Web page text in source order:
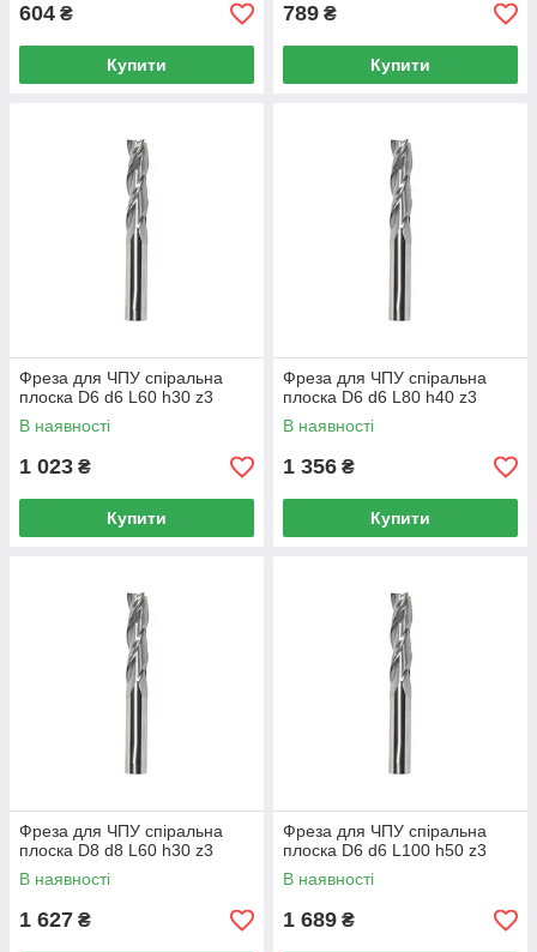
604 ₴
Купити
789 ₴
Купити
Фреза для ЧПУ спіральна
плоска D6 d6 L60 h30 z3
В наявності
1 023 ₴
Купити
Фреза для ЧПУ спіральна
плоска D6 d6 L80 h40 z3
В наявності
1 356 ₴
Купити
Фреза для ЧПУ спіральна
плоска D8 d8 L60 h30 z3
В наявності
1 627 ₴
Фреза для ЧПУ спіральна
плоска D6 d6 L100 h50 z3
В наявності
1 689 ₴